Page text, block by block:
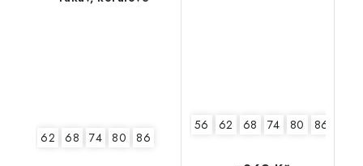
62 68 74 80 86
56 62 68 74 80 86